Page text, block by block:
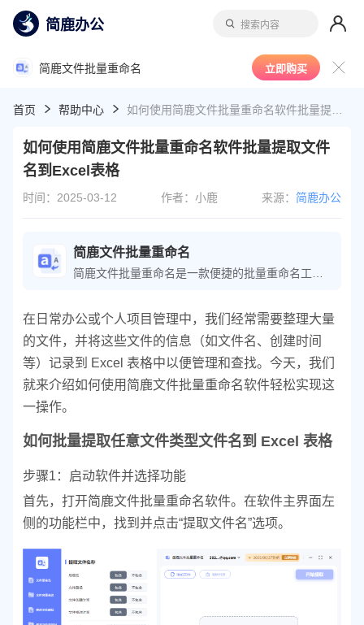
简鹿办公 搜索内容
简鹿文件批量重命名 立即购买
首页 帮助中心
如何使用简鹿文件批量重命名软件批量提取文件
名到Excel表格
时间：2025-03-12 作者：小鹿 来源： 简鹿办公
简鹿文件批量重命名
在日常办公或个人项目管理中，我们经常需要整理大量
的文件，并将这些文件的信息（如文件名、创建时间
等）记录到 Excel 表格中以便管理和查找。今天，我们
就来介绍如何使用简鹿文件批量重命名软件轻松实现这
一操作。
如何批量提取任意文件类型文件名到 Excel 表格
步骤1：启动软件并选择功能
首先，打开简鹿文件批量重命名软件。在软件主界面左
侧的功能栏中，找到并点击“提取文件名”选项。